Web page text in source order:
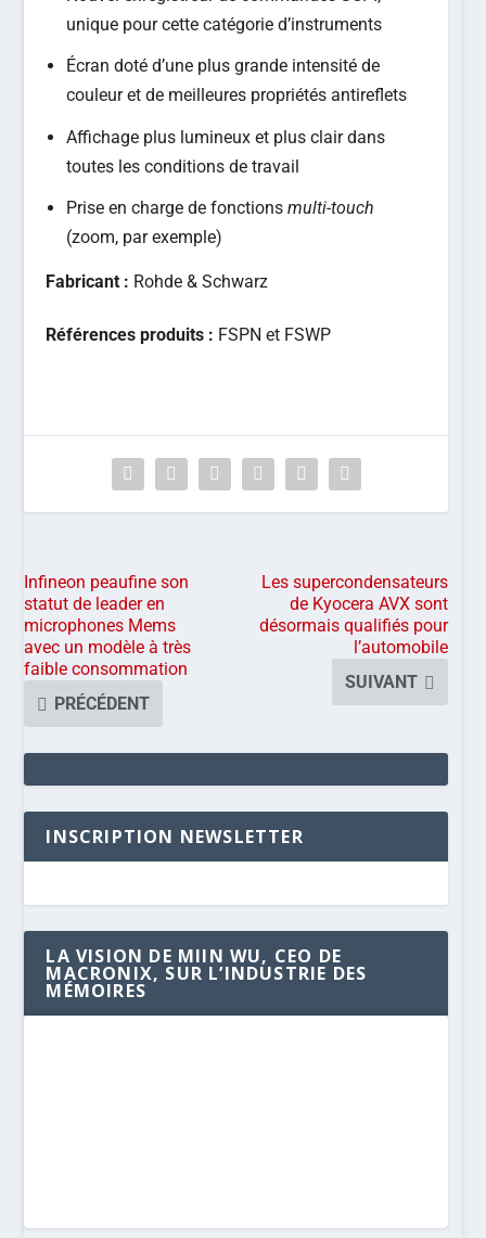
unique pour cette catégorie d’instruments
Écran doté d’une plus grande intensité de
couleur et de meilleures propriétés antireflets
Affichage plus lumineux et plus clair dans
toutes les conditions de travail
Prise en charge de fonctions multi-touch
(zoom, par exemple)
Fabricant : Rohde & Schwarz
Références produits : FSPN et FSWP
Infineon peaufine son
statut de leader en
microphones Mems
avec un modèle à très
faible consommation
PRÉCÉDENT
Les supercondensateurs
de Kyocera AVX sont
désormais qualifiés pour
l’automobile
SUIVANT
INSCRIPTION NEWSLETTER
LA VISION DE MIIN WU, CEO DE
MACRONIX, SUR L’INDUSTRIE DES
MÉMOIRES